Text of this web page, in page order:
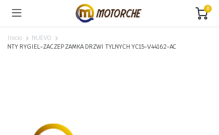
0
Inicio
NUEVO
NTY RYGIEL-ZACZEP ZAMKA DRZWI TYLNYCH YC15-V44162-AC